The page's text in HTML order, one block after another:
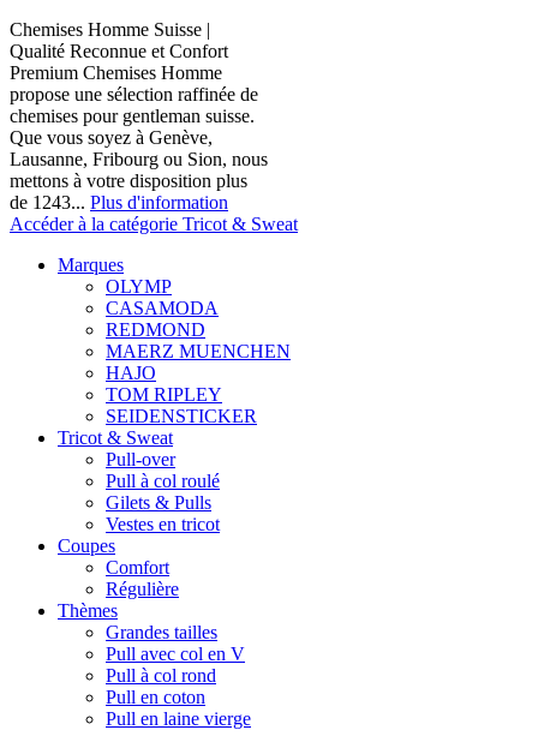
Chemises Homme Suisse |
Qualité Reconnue et Confort
Premium Chemises Homme
propose une sélection raffinée de
chemises pour gentleman suisse.
Que vous soyez à Genève,
Lausanne, Fribourg ou Sion, nous
mettons à votre disposition plus
de 1243... Plus d'information
Accéder à la catégorie Tricot & Sweat
Marques
OLYMP
CASAMODA
REDMOND
MAERZ MUENCHEN
HAJO
TOM RIPLEY
SEIDENSTICKER
Tricot & Sweat
Pull-over
Pull à col roulé
Gilets & Pulls
Vestes en tricot
Coupes
Comfort
Régulière
Thèmes
Grandes tailles
Pull avec col en V
Pull à col rond
Pull en coton
Pull en laine vierge